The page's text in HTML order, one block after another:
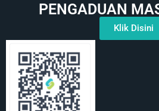
PENGADUAN
Klik Disini